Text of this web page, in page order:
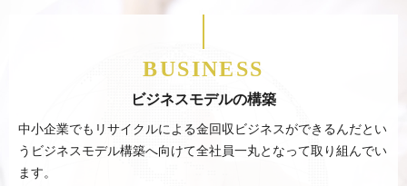
BUSINESS
ビジネスモデルの構築
中小企業でもリサイクルによる金回収ビジネスができるんだとい
う ビジネスモデル構築へ向けて全社員一丸となって取り組んでい
ます。